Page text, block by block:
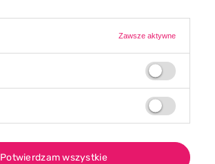
Zawsze aktywne
Potwierdzam wszystkie